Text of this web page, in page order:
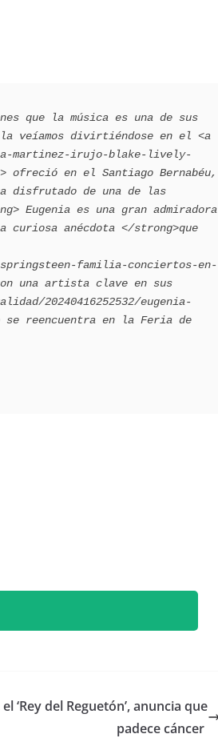
que la música es una de sus
la veíamos divirtiéndose en el <a
martinez-irujo-blake-lively-
en el Santiago Bernabéu,
disfrutado de una de las
Eugenia es una gran admiradora
anécdota </strong>que
springsteen-familia-conciertos-en-
una artista clave en sus
20240416252532/eugenia-
se reencuentra en la Feria de
‘Rey del Reguetón’, anuncia que
padece cáncer